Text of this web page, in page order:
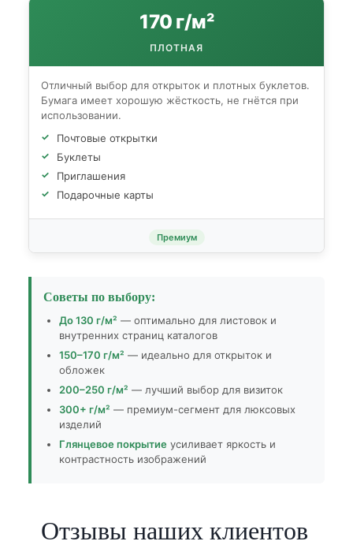
170 г/м²
ПЛОТНАЯ
Отличный выбор для открыток и плотных буклетов.
Бумага имеет хорошую жёсткость, не гнётся при
использовании.
Почтовые открытки
Буклеты
Приглашения
Подарочные карты
Премиум
Советы по выбору:
До 130 г/м² — оптимально для листовок и
внутренних страниц каталогов
150–170 г/м² — идеально для открыток и
обложек
200–250 г/м² — лучший выбор для визиток
300+ г/м² — премиум-сегмент для люксовых
изделий
Глянцевое покрытие усиливает яркость и
контрастность изображений
Отзывы наших клиентов